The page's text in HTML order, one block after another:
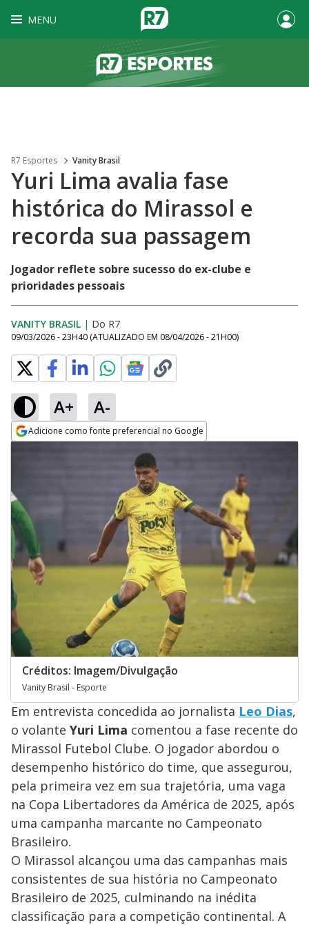
MENU
R7 Esportes Vanity Brasil
Yuri Lima avalia fase
histórica do Mirassol e
recorda sua passagem
Jogador reflete sobre sucesso do ex-clube e
prioridades pessoais
VANITY BRASIL | Do R7
09/03/2026 - 23H40 (ATUALIZADO EM 08/04/2026 - 21H00)
A+ A-
Adicione como fonte preferencial no Google
Créditos: Imagem/Divulgação
Vanity Brasil - Esporte
Em entrevista concedida ao jornalista Leo Dias,
o volante Yuri Lima comentou a fase recente do
Mirassol Futebol Clube. O jogador abordou o
desempenho histórico do time, que assegurou,
pela primeira vez em sua trajetória, uma vaga
na Copa Libertadores da América de 2025, após
uma campanha marcante no Campeonato
Brasileiro.
O Mirassol alcançou uma das campanhas mais
consistentes de sua história no Campeonato
Brasileiro de 2025, culminando na inédita
classificação para a competição continental. A